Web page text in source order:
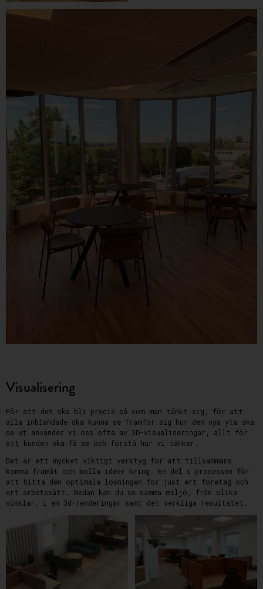
Visualisering
För att det ska bli precis så som man tänkt sig, för att
alla inblandade ska kunna se framför sig hur den nya yta ska
se ut använder vi oss ofta av 3D-visualiseringar, allt för
att kunden ska få se och förstå hur vi tänker.
Det är ett mycket viktigt verktyg för att tillsammans
komma framåt och bolla idéer kring. En del i processen för
att hitta den optimala lösningen för just ert företag och
ert arbetssätt. Nedan kan du se samma miljö, från olika
vinklar, i en 3d-renderingar samt det verkliga resultatet.